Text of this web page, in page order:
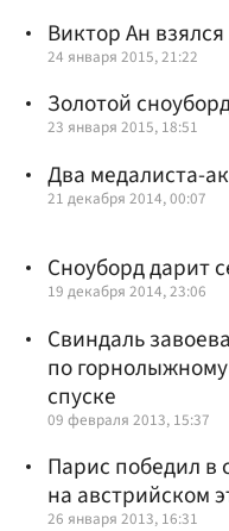
Виктор Ан
24 января 2015, 21:22
Золотой
23 января 2015, 18:51
Два медалиста-
21 декабря 2014, 00:07
Сноуборд дарит
19 декабря 2014, 23:06
Свиндаль
по
спуске
09 февраля 2013, 15:37
Парис победил в
на австрийском
26 января 2013, 16:31